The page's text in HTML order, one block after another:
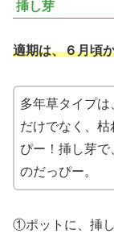
挿し芽
適期は、６月頃
多年草タイプ
だけでなく、
ぴー！挿し芽
のだっぴー。
①ポットに、挿